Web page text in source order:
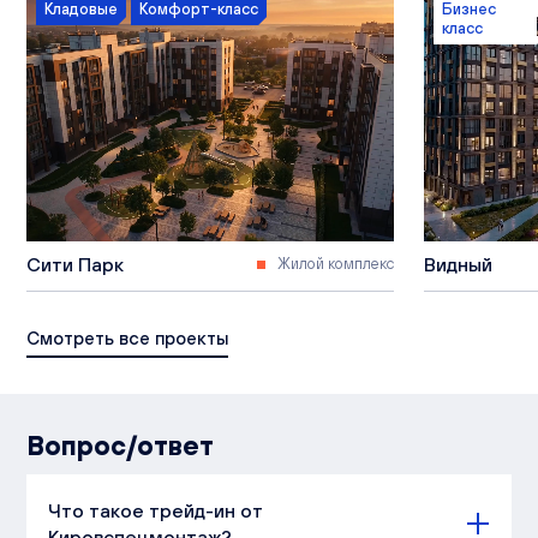
Кладовые Комфорт-класс
Сити Парк Жилой комплекс
Бизнес
класс
Видный
Смотреть все проекты
Вопрос/ответ
Что такое трейд-ин от